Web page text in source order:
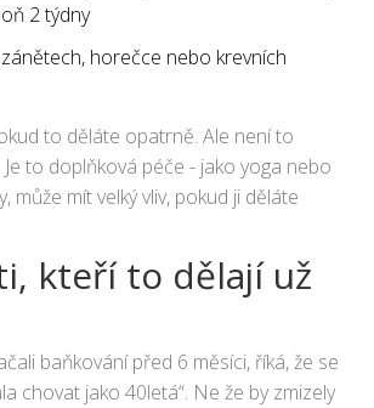
2 týdny
horečce nebo krevních
to děláte opatrně. Ale není to
Je to doplňková péče - jako yoga nebo
může mít velký vliv, pokud ji děláte
kteří to dělají už
baňkování před 6 měsíci, říká, že se
chovat jako 40letá“. Ne že by zmizely